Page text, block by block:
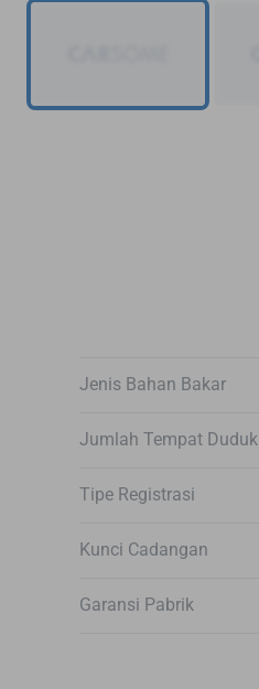
Jenis Bahan Bakar
Jumlah Tempat Duduk
Tipe Registrasi
Kunci Cadangan
Garansi Pabrik